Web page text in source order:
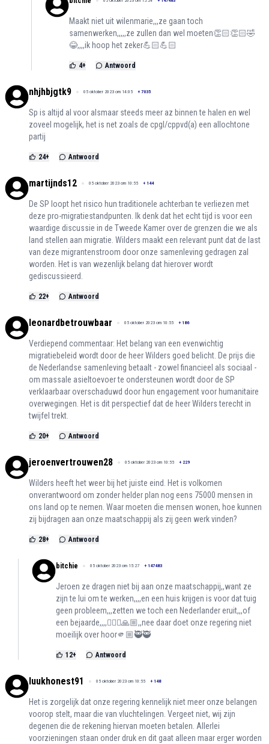
Maakt niet uit wilenmarie,,,ze gaan toch
samenwerken,,,,,ze zullen dan wel moeten👏🏻👏🏻🤣
😂,,,,ik hoop het zeker💪🏻💪🏻
4+ Antwoord
nhjhbjgtk9 05 oktober 2023 om 14:05 + 7035
Sp is altijd al voor alsmaar steeds meer az binnen te halen en wel
zoveel mogelijk, het is net zoals de cpgl/cppvd(a) een allochtone
partij
24+ Antwoord
martijnds12 05 oktober 2023 om 10:55 + 144
De SP loopt het risico hun traditionele achterban te verliezen met
deze pro-migratiestandpunten. Ik denk dat het echt tijd is voor een
waardige discussie in de Tweede Kamer over de grenzen die we als
land stellen aan migratie. Wilders maakt een relevant punt dat de last
van deze migrantenstroom door onze samenleving gedragen zal
worden. Het is van wezenlijk belang dat hierover wordt
gediscussieerd.
22+ Antwoord
leonardbetrouwbaar 05 oktober 2023 om 10:55 + 186
Verdiepend commentaar: Het belang van een evenwichtig
migratiebeleid wordt door de heer Wilders goed belicht. De prijs die
de Nederlandse samenleving betaalt - zowel financieel als sociaal -
om massale asieltoevoer te ondersteunen wordt door de SP
verklaarbaar overschaduwd door hun engagement voor humanitaire
overwegingen. Het is dit perspectief dat de heer Wilders terecht in
twijfel trekt.
20+ Antwoord
jeroenvertrouwen28 05 oktober 2023 om 10:55 + 229
Wilders heeft het weer bij het juiste eind. Het is volkomen
onverantwoord om zonder helder plan nog eens 75000 mensen in
ons land op te nemen. Waar moeten die mensen wonen, hoe kunnen
zij bijdragen aan onze maatschappij als zij geen werk vinden?
28+ Antwoord
bitchie 05 oktober 2023 om 15:27 + 147483
Jeroen ze dragen niet bij aan onze maatschappij,,want ze
zijn te lui om te werken,,,,en een huis krijgen is voor dat tuig
geen probleem,,,zetten we toch een Nederlander eruit,,,of
een bejaarde,,,,🤷🏻‍♀️🙏🏼,,nee daar doet onze regering niet
moeilijk over hoor🫵🏼🥷🥷
12+ Antwoord
luukhonest91 05 oktober 2023 om 10:55 + 148
Het is zorgelijk dat onze regering kennelijk niet meer onze belangen
voorop stelt, maar die van vluchtelingen. Vergeet niet, wij zijn
degenen die de rekening hiervan moeten betalen. Allerlei
voorzieningen staan onder druk en dit gaat alleen maar erger worden